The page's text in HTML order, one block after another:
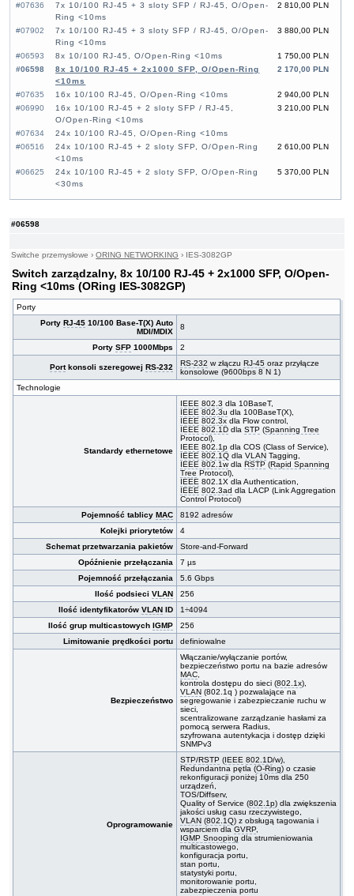
#06598
Switche przemysłowe ›ORING NETWORKING › IES-3082GP
Switch zarządzalny, 8x 10/100 RJ-45 + 2x1000 SFP, O/Open-
Ring <10ms (ORing IES-3082GP)
Porty
PortyRJ-45 10/100 Base-T(X) Auto
MDI/MDIX
8
PortySFP 1000Mbps 2
Portkonsoli szeregowejRS-232 RS-232 w złączuRJ-45 oraz przyłącze
konsolowe (9600bps 8 N 1)
Technologie
Standardy ethernetowe
IEEE 802.3 dla 10BaseT,
IEEE 802.3u dla 100BaseT(X),
IEEE 802.3x dla Flow control,
IEEE 802.1D dlaSTP (Spanning Tree
Protocol),
IEEE 802.1p dla COS (Class of Service),
IEEE 802.1Q dlaVLAN Tagging,
IEEE 802.1wdlaRSTP (Rapid Spanning
Tree Protocol),
IEEE 802.1X dla Authentication,
IEEE 802.3ad dla LACP (Link Aggregation
Control Protocol)
Pojemność tablicyMAC
8192 adresów
Kolejki priorytetów
4
Schemat przetwarzania pakietów
Store-and-Forward
Opóźnienie przełączania
7 µs
Pojemność przełączania
5.6 Gbps
Ilość podsieciVLAN
256
Ilość identyfikatorówVLAN ID
1÷4094
Ilość grup multicastowychIGMP
256
Limitowanie prędkości portu
definiowalne
Bezpieczeństwo
Włączanie/wyłączanie portów,
bezpieczeństwo portu na bazie adresów
MAC,
kontrola dostępu do sieci (802.1x),
VLAN (802.1q ) pozwalające na
segregowanie i zabezpieczanie ruchu w
sieci,
scentralizowane zarządzanie hasłami za
pomocą serwera Radius,
szyfrowana autentykacja i dostęp dzięki
SNMPv3
Oprogramowanie
STP/RSTP (IEEE 802.1D/w),
Redundantna pętla (O-Ring) o czasie
rekonfiguracji poniżej 10ms dla 250
urządzeń,
TOS/Diffserv,
Quality of Service (802.1p) dla zwiększenia
jakości usług casu rzeczywistego,
VLAN (802.1Q) z obsługą tagowania i
wsparciem dlaGVRP,
IGMP Snooping dla strumieniowania
multicastowego,
konfiguracja portu,
stan portu,
statystyki portu,
monitorowanie portu,
zabezpieczenia portu
#07636
2 810,00 PLN
7x 10/100 RJ-45 + 3 sloty SFP / RJ-45, O/Open-
Ring <10ms
#07902
3 880,00 PLN
7x 10/100 RJ-45 + 3 sloty SFP / RJ-45, O/Open-
Ring <10ms
#06593
1 750,00 PLN
8x 10/100 RJ-45, O/Open-Ring <10ms
#06598
2 170,00 PLN
8x 10/100 RJ-45 + 2x1000 SFP, O/Open-Ring
<10ms
#07635
2 940,00 PLN
16x 10/100 RJ-45, O/Open-Ring <10ms
#06990
3 210,00 PLN
16x 10/100 RJ-45 + 2 sloty SFP / RJ-45,
O/Open-Ring <10ms
#07634
24x 10/100 RJ-45, O/Open-Ring <10ms
#06516
2 610,00 PLN
24x 10/100 RJ-45 + 2 sloty SFP, O/Open-Ring
<10ms
#06625
5 370,00 PLN
24x 10/100 RJ-45 + 2 sloty SFP, O/Open-Ring
<30ms